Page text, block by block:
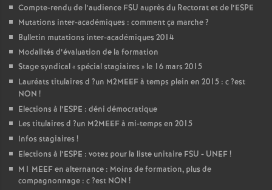
Compte-rendu de l’audience FSU auprès du Rectorat et de l’ESPE
Mutations inter-académiques : comment ça marche?
Bulletin mutations inter-académiques 2014
Modalités d’évaluation de la formation
Stage syndical «spécial stagiaires » le 16 mars 2015
Lauréats titulaires d ?un M2MEEFà temps plein en 2015 : c?est
NON !
Elections à l’ESPE : déni démocratique
Les titulaires d ?un M2MEEFà mi-temps en 2015
Infos stagiaires !
Elections à l’ESPE : votez pour la liste unitaire FSU - UNEF!
M1 MEEFen alternance : Moins de formation, plus de
compagnonnage : c?est NON !